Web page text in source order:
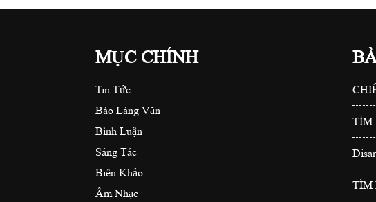
MỤC CHÍNH
Tin Tức
Báo Làng Văn
Bình Luận
Sáng Tác
Biên Khảo
Âm Nhạc
TÌM
TÌM